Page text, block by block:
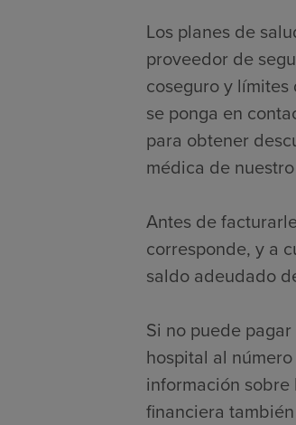
Los planes de
proveedor de
coseguro y
se ponga en
para obtener
médica de
Antes de
corresponde, y a
saldo adeudado
Si no puede
hospital al
información
financiera